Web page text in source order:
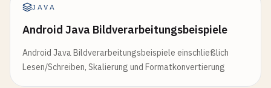
JAVA
Android Java Bildverarbeitungsbeispiele
Android Java Bildverarbeitungsbeispiele einschließlich
Lesen/Schreiben, Skalierung und Formatkonvertierung